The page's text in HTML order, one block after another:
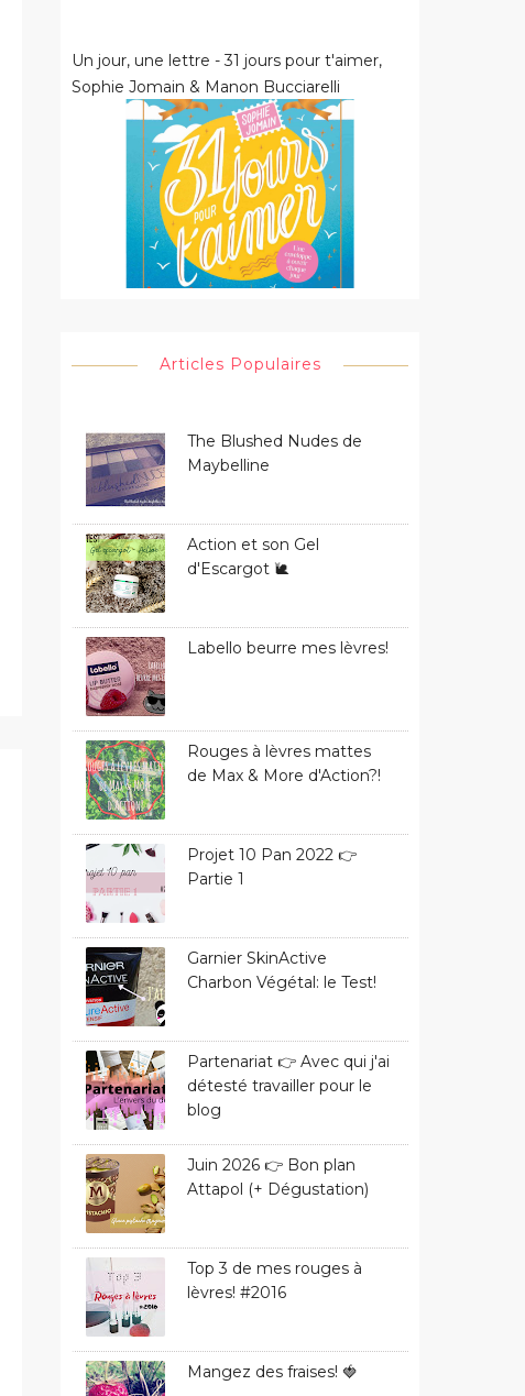
Un jour, une lettre - 31 jours pour t'aimer,
Sophie Jomain & Manon Bucciarelli
Articles Populaires
The Blushed Nudes de
Maybelline
Action et son Gel
d'Escargot 🐌
Labello beurre mes lèvres!
Rouges à lèvres mattes
de Max & More d'Action?!
Projet 10 Pan 2022 👉
Partie 1
Garnier SkinActive
Charbon Végétal: le Test!
Partenariat 👉 Avec qui j'ai
détesté travailler pour le
blog
Juin 2026 👉 Bon plan
Attapol (+ Dégustation)
Top 3 de mes rouges à
lèvres! #2016
Mangez des fraises! 🍓